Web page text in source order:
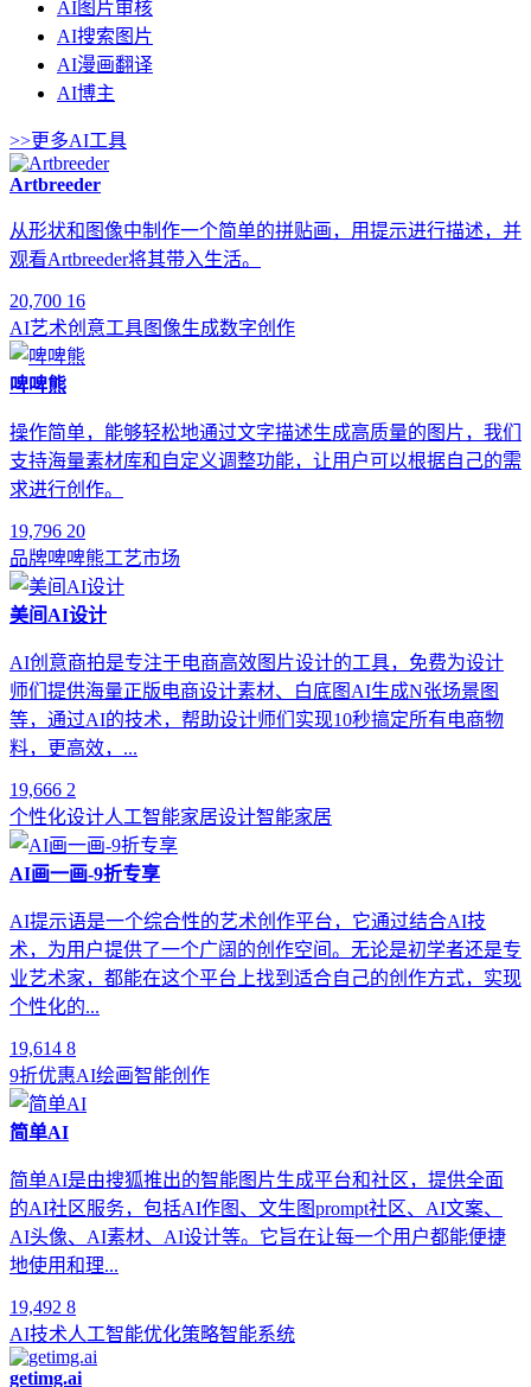
AI图片审核
AI搜索图片
AI漫画翻译
AI博主
>>更多AI工具
Artbreeder
从形状和图像中制作一个简单的拼贴画，用提示进行描述，并
观看Artbreeder将其带入生活。
20,700 16
AI艺术创意工具图像生成数字创作
啤啤熊
操作简单，能够轻松地通过文字描述生成高质量的图片，我们
支持海量素材库和自定义调整功能，让用户可以根据自己的需
求进行创作。
19,796 20
品牌啤啤熊工艺市场
美间AI设计
AI创意商拍是专注于电商高效图片设计的工具，免费为设计
师们提供海量正版电商设计素材、白底图AI生成N张场景图
等，通过AI的技术，帮助设计师们实现10秒搞定所有电商物
料，更高效，...
19,666 2
个性化设计人工智能家居设计智能家居
AI画一画-9折专享
AI提示语是一个综合性的艺术创作平台，它通过结合AI技
术，为用户提供了一个广阔的创作空间。无论是初学者还是专
业艺术家，都能在这个平台上找到适合自己的创作方式，实现
个性化的...
19,614 8
9折优惠AI绘画智能创作
简单AI
简单AI是由搜狐推出的智能图片生成平台和社区，提供全面
的AI社区服务，包括AI作图、文生图prompt社区、AI文案、
AI头像、AI素材、AI设计等。它旨在让每一个用户都能便捷
地使用和理...
19,492 8
AI技术人工智能优化策略智能系统
getimg.ai